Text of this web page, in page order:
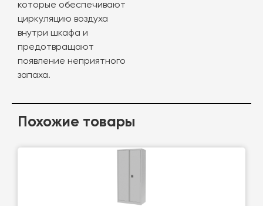
которые обеспечивают
циркуляцию воздуха
внутри шкафа и
предотвращают
появление неприятного
запаха.
Похожие товары